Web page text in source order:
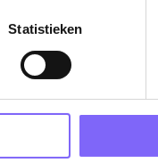
Statistieken